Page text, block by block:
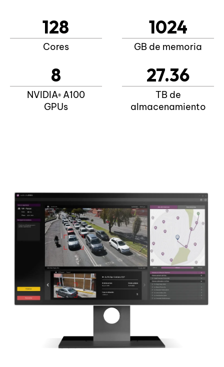
128
Cores
1024
GB de memoria
8
NVIDIA®A100
GPUs
27.36
TB de
almacenamiento